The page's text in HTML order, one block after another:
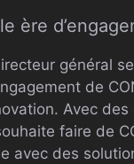
ère
général
de
Avec
faire de
avec des